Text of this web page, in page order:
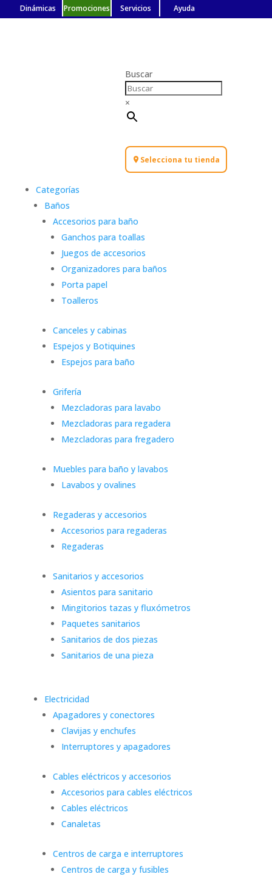
Dinámicas Promociones Servicios Ayuda
Categorías
Baños
Accesorios para baño
Ganchos para toallas
Juegos de accesorios
Organizadores para baños
Porta papel
Toalleros
Canceles y cabinas
Espejos y Botiquines
Espejos para baño
Grifería
Mezcladoras para lavabo
Mezcladoras para regadera
Mezcladoras para fregadero
Muebles para baño y lavabos
Lavabos y ovalines
Regaderas y accesorios
Accesorios para regaderas
Regaderas
Sanitarios y accesorios
Asientos para sanitario
Mingitorios tazas y fluxómetros
Paquetes sanitarios
Sanitarios de dos piezas
Sanitarios de una pieza
Electricidad
Apagadores y conectores
Clavijas y enchufes
Interruptores y apagadores
Cables eléctricos y accesorios
Accesorios para cables eléctricos
Cables eléctricos
Canaletas
Centros de carga e interruptores
Centros de carga y fusibles
Buscar
×
Selecciona tu tienda